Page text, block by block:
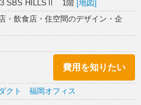
3 SBS HILLSⅡ 1階 [地図]
・飲食店・住空間のデザイン・企
費用を知りたい
クト 福岡オフィス